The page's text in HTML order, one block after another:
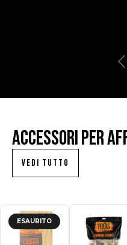
Accessori per
VEDI TUTTO
ESAURITO